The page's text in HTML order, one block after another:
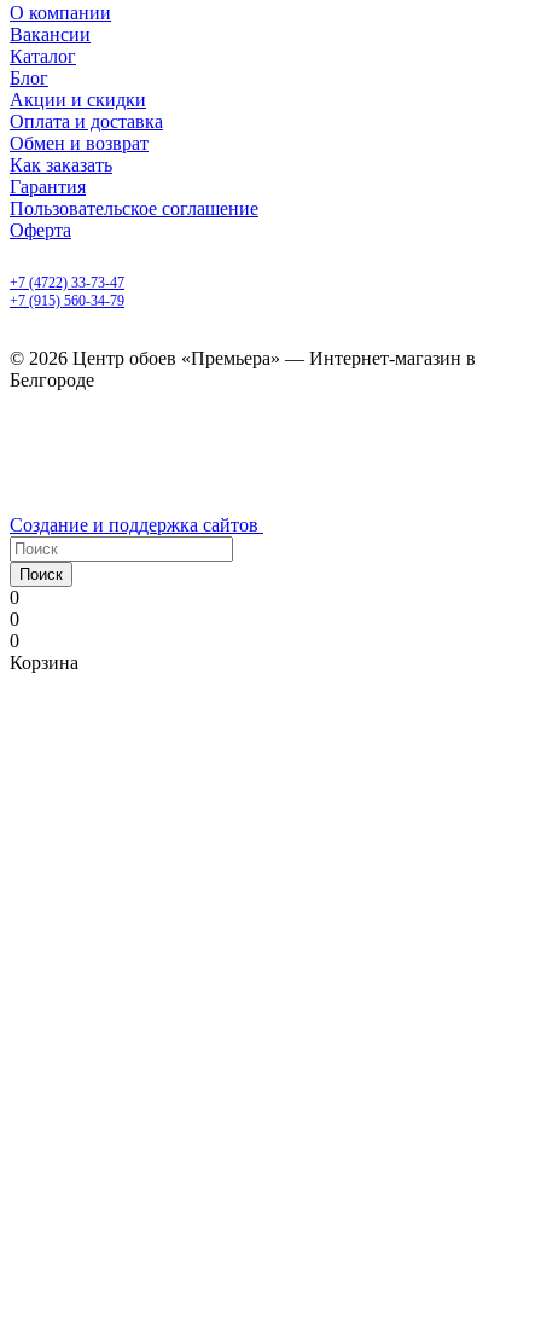
О компании
Вакансии
Каталог
Блог
Акции и скидки
Оплата и доставка
Обмен и возврат
Как заказать
Гарантия
Пользовательское соглашение
Оферта
+7 (4722) 33-73-47
+7 (915) 560-34-79
© 2026 Центр обоев «Премьера» — Интернет-магазин в
Белгороде
Создание и поддержка сайтов
Поиск
0
0
0
Корзина